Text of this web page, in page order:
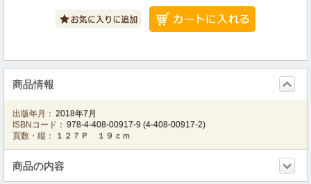
商品情報
出版年月： 2018年7月
ISBNコード： 978-4-408-00917-9 (4-408-00917-2)
頁数・縦：
１２７Ｐ １９ｃｍ
商品の内容